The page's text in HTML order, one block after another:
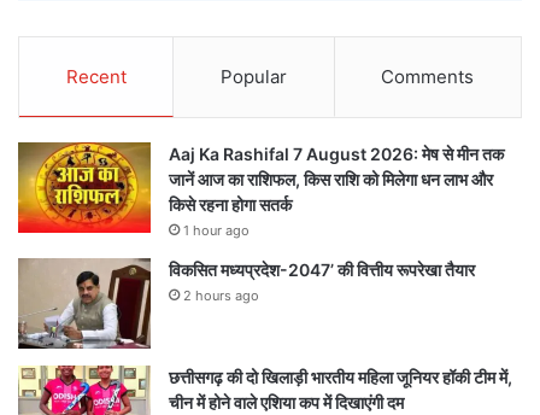
Recent Popular Comments
Aaj Ka Rashifal 7 August 2026: मेष से मीन तक
जानें आज का राशिफल, किस राशि को मिलेगा धन लाभ और
किसे रहना होगा सतर्क
1 hour ago
विकसित मध्यप्रदेश-2047’ की वित्तीय रूपरेखा तैयार
2 hours ago
छत्तीसगढ़ की दो खिलाड़ी भारतीय महिला जूनियर हॉकी टीम में,
चीन में होने वाले एशिया कप में दिखाएंगी दम